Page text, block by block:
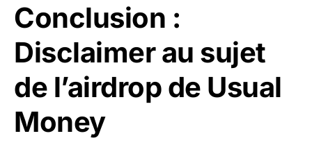
Conclusion :
Disclaimer au sujet
de l’airdrop de Usual
Money